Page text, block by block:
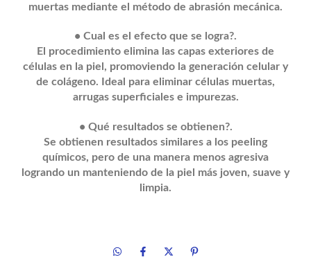
muertas mediante el método de abrasión mecánica.
• Cual es el efecto que se logra?.
El procedimiento elimina las capas exteriores de
células en la piel, promoviendo la generación celular y
de colágeno. Ideal para eliminar células muertas,
arrugas superficiales e impurezas.
• Qué resultados se obtienen?.
Se obtienen resultados similares a los peeling
químicos, pero de una manera menos agresiva
logrando un manteniendo de la piel más joven, suave y
limpia.